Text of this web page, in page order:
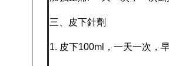
三、皮下針劑
1. 皮下100ml，一天一次，